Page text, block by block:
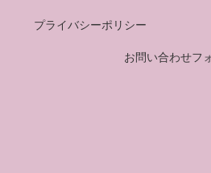
プライバシーポリシー
お問い合わせフ